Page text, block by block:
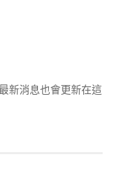
最新消息也會更新在這